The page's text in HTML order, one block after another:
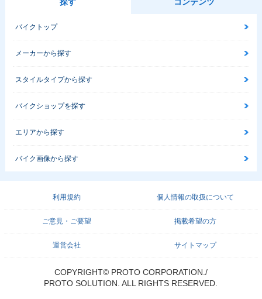
バイクトップ
メーカーから探す
スタイルタイプから探す
バイクショップを探す
エリアから探す
バイク画像から探す
利用規約 個人情報の取扱について
ご意見・ご要望 掲載希望の方
運営会社 サイトマップ
COPYRIGHT© PROTO CORPORATION./
PROTO SOLUTION. ALL RIGHTS RESERVED.